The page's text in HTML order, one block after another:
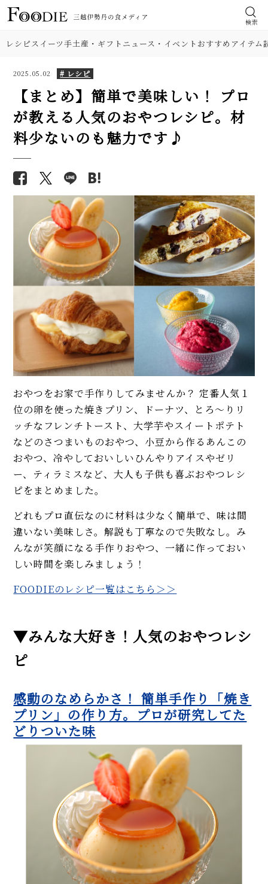
検索
レシピスイーツ手土産・ギフト ニュース・イベントおすすめアイテム
2025.05.02 # レシピ
【まとめ】簡単で美味しい！ プロ
が教える人気のおやつレシピ。材
料少ないのも魅力です♪
おやつをお家で手作りしてみませんか？ 定番人気１
位の卵を使った焼きプリン、ドーナツ、とろ〜りリ
ッチなフレンチトースト、大学芋やスイートポテト
などのさつまいものおやつ、小豆から作るあんこの
おやつ、冷やしておいしいひんやりアイスやゼリ
ー、ティラミスなど、大人も子供も喜ぶおやつレシ
ピをまとめました。
どれもプロ直伝なのに材料は少なく簡単で、味は間
違いない美味しさ。解説も丁寧なので失敗なし。み
んなが笑顔になる手作りおやつ、一緒に作っておい
しい時間を楽しみましょう！
FOODIEのレシピ一覧はこちら＞＞
▼みんな大好き！人気のおやつレシ
ピ
感動のなめらかさ！ 簡単手作り「焼き
プリン」の作り方。プロが研究してた
どりついた味
【膨らまない悩み解消】シフォ
ンケーキの簡単レシピ。人気の
【プロ】失敗しないシュークリ
ームの簡単レシピ。冷凍保存ワ
ザや生地アレンジも必見！
カリカリ＆やわらか新食感「カ
ヌレ」簡単レシピ。人気のチョ
コ、プレーン、いちごアレンジも
♡
【まとめ】プロ直伝、栗・さつ
まいも・かぼちゃの人気スイー
ツ簡単レシピ10選
春の香り！「よもぎ餅（草
餅）」の作り方。乾燥よもぎ、
米の粉レシピもご紹介
卵と練乳に技あり♡ ふわふわむ
っちり簡単「蒸しパン」レシ
ピ。人気のさつまいも黒糖味
も！
【プロ直伝】ふわふわ＆もちも
ち「手作りドーナツ」レシピ。
カスタード入りも紹介♡
【プロ直伝】カリッ＆しっとり
「フィナンシェ」人気レシピ。専
用の型なしでも簡単に焼けま
す！
【違いも解説】ぜんざい（お汁
粉）の作り方。濃厚とあっさり
の2タイプを紹介！
噌）で香りを丸ごとたっぷり堪
能！
食材
野菜
料理の種類
調理法
イベント・ピックアップ
【基本の塩分18%】手作り梅干
しのレシピ（作り方）。初めて
【プロが解説】らっきょうの漬
け方。「甘酢漬け」と「塩漬
け」2つのレシピ
【シェフ直伝】ジェノベーゼソ
ースのレシピ。意外なコツはオ
リーブ油を使わないこと!?
柚子胡椒（ゆずこしょう）の自
家製レシピ。市販品では味わえ
ないフレッシュさ！
【基本】とうもろこしのゆで
方。甘さを120%引き出すには、
水から皮付き＆時間をかけて加
熱が正解！
【初心者必見】干さない、シソ
不要！ 昔ながらの塩漬け梅干し
の簡単な作り方
モヒートの基本レシピ。すっきり
爽快！